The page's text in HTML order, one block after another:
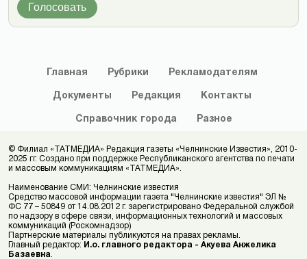
Голосовать
Главная Рубрики Рекламодателям
Документы Редакция Контакты
Справочник города Разное
© Филиал «ТАТМЕДИА» Редакция газеты «Челнинские Известия», 2010-
2025 гг. Создано при поддержке Республиканского агентства по печати
и массовым коммуникациям «ТАТМЕДИА».
Наименование СМИ: Челнинские известия
Средство массовой информации газета "Челнинские известия" ЭЛ №
ФС 77 – 50849 от 14.08.2012 г. зарегистрировано Федеральной службой
по надзору в сфере связи, информационных технологий и массовых
коммуникаций (Роскомнадзор)
Партнерские материалы публикуются на правах рекламы.
Главный редактор: И.о. главного редактора - Акуева Анжелика
Базаевна